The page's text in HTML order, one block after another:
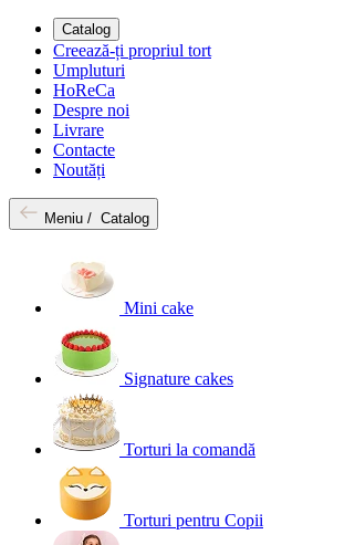
Catalog
Creează-ți propriul tort
Umpluturi
HoReCa
Despre noi
Livrare
Contacte
Noutăți
Meniu / Catalog
Mini cake
Signature cakes
Torturi la comandă
Torturi pentru Copii